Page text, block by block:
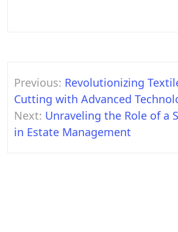
Post
navigation
Previous: Revolutionizing
Cutting with Advanced
Next: Unraveling the Role of a
in Estate Management